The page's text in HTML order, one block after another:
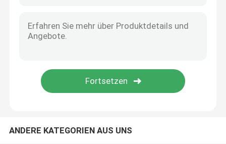
Tonerde-keramischer Isolator
ANDERE KATEGORIEN AUS UNS